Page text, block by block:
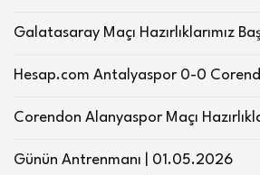
Galatasaray Maçı Hazırlıklarımız
Hesap.com Antalyaspor 0-0
Corendon Alanyaspor Maçı
Günün Antrenmanı | 01.05.2026